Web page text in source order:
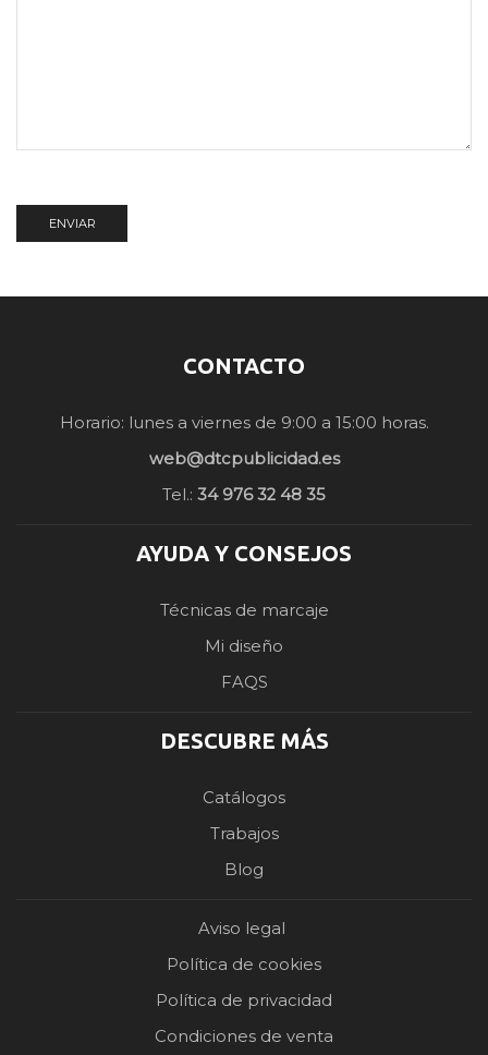
CONTACTO
Horario: lunes a viernes de 9:00 a 15:00 horas.
web@dtcpublicidad.es
Tel.: 34 976 32 48 35
AYUDA Y CONSEJOS
Técnicas de marcaje
Mi diseño
FAQS
DESCUBRE MÁS
Catálogos
Trabajos
Blog
Aviso legal
Política de cookies
Política de privacidad
Condiciones de venta